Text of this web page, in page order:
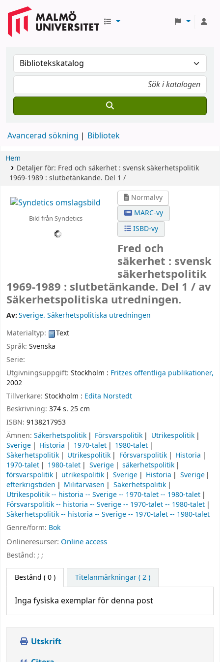
Avancerad sökning Bibliotek
Hem
Detaljer för: Fred och säkerhet : svensk säkerhetspolitik
1969-1989 : slutbetänkande. Del 1 /
Bild från Syndetics
Normalvy
MARC-vy
ISBD-vy
Fred och
säkerhet : svensk
säkerhetspolitik
1969-1989 : slutbetänkande. Del 1 / av
Säkerhetspolitiska utredningen.
Av:Sverige. Säkerhetspolitiska utredningen
Materialtyp:
Text
Språk: Svenska
Serie:
Utgivningsuppgift: Stockholm : Fritzes offentliga publikationer,
2002
Tillverkare: Stockholm : Edita Norstedt
Beskrivning: 374 s. 25 cm
ISBN: 9138217953
Ämnen: Säkerhetspolitik Försvarspolitik
Utrikespolitik
Sverige
Historia 1970-talet
1980-talet
Säkerhetspolitik
Utrikespolitik Försvarspolitik
Historia
1970-talet
1980-talet Sverige
säkerhetspolitik
försvarspolitik
utrikespolitik Sverige Historia
Sverige
efterkrigstiden
Militärväsen
Säkerhetspolitik
Utrikespolitik -- historia -- Sverige -- 1970-talet -- 1980-talet
Försvarspolitik -- historia -- Sverige -- 1970-talet -- 1980-talet
Säkerhetspolitik -- historia -- Sverige -- 1970-talet -- 1980-talet
Genre/form: Bok
Onlineresurser: Online access
Bestånd: ; ;
Bestånd ( 0 ) Titelanmärkningar ( 2 )
Inga fysiska exemplar för denna post
Utskrift